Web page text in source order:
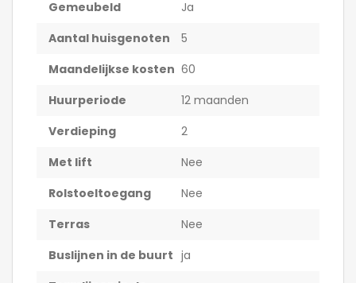
Gemeubeld
Ja
Aantal huisgenoten
5
Maandelijkse kosten 60
Huurperiode
12 maanden
Verdieping
2
Met lift
Nee
Rolstoeltoegang
Nee
Terras
Nee
Buslijnen in de buurt ja